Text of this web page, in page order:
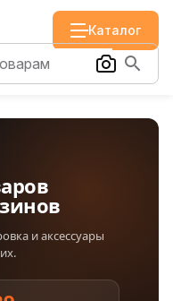
Каталог
и аксессуары